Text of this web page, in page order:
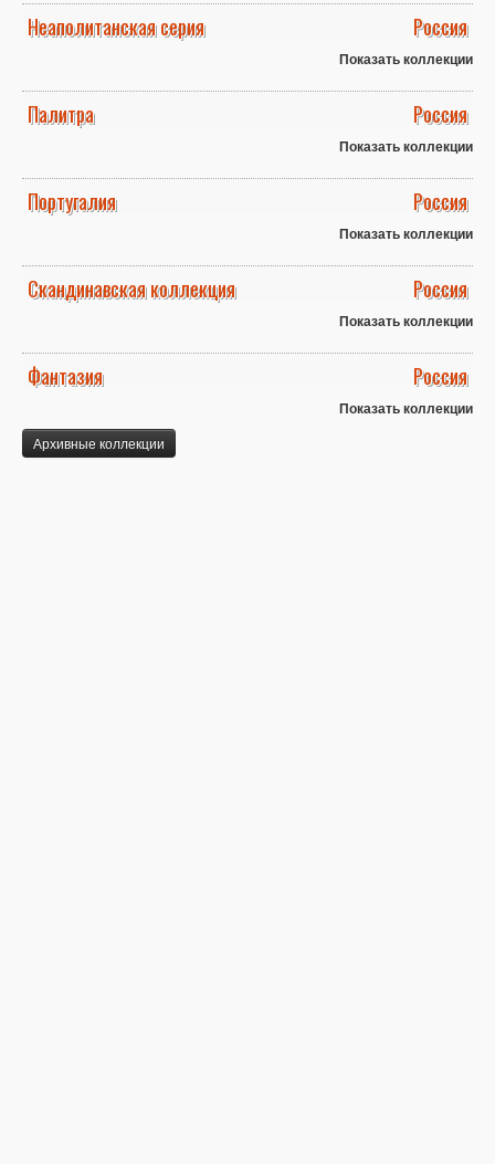
Неаполитанская серия Россия
Показать коллекции
Палитра Россия
Показать коллекции
Португалия Россия
Показать коллекции
Скандинавская коллекция Россия
Показать коллекции
Фантазия Россия
Показать коллекции
Архивные коллекции